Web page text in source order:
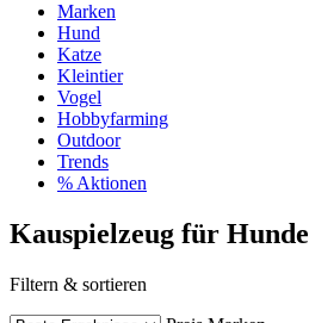
Marken
Hund
Katze
Kleintier
Vogel
Hobbyfarming
Outdoor
Trends
% Aktionen
Kauspielzeug für Hunde
Filtern & sortieren